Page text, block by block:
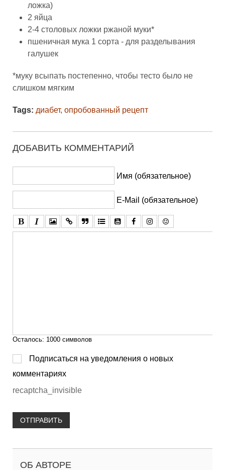
ложка)
2 яйца
2-4 столовых ложки ржаной муки*
пшеничная мука 1 сорта - для разделывания
галушек
*муку всыпать постепенно, чтобы тесто было не
слишком мягким
Tags: диабет, опробованный рецепт
ДОБАВИТЬ КОММЕНТАРИЙ
Имя (обязательное)
E-Mail (обязательное)
Осталось: 1000 символов
Подписаться на уведомления о новых
комментариях
recaptcha_invisible
ОТПРАВИТЬ
ОБ АВТОРЕ